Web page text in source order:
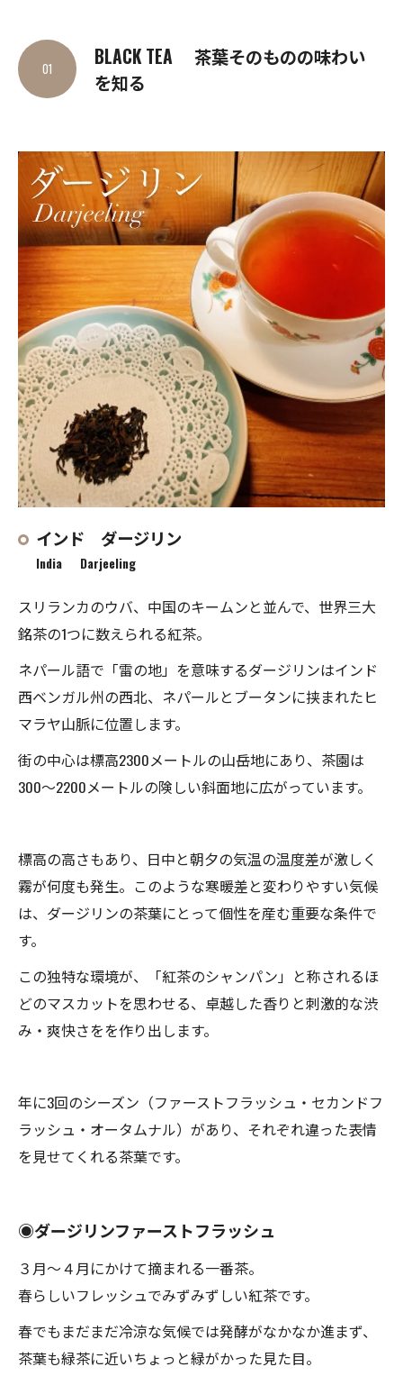
アップルティー
アールグレイ クラシック
ミルクティー アッサム
ミルクティー ウバ
ミルクティー ルフナ
デザート＆紅茶 メニュー
DESSERT
BLACK TEA
indies art club
BLACK TEA 茶葉そのものの味わい
を知る
01
インド ダージリン
India Darjeeling
スリランカのウバ、中国のキームンと並んで、世界三大
銘茶の1つに数えられる紅茶。
ネパール語で「雷の地」を意味するダージリンはインド
西ベンガル州の西北、ネパールとブータンに挟まれたヒ
マラヤ山脈に位置します。
街の中心は標高2300メートルの山岳地にあり、茶園は
300〜2200メートルの険しい斜面地に広がっています。
標高の高さもあり、日中と朝夕の気温の温度差が激しく
霧が何度も発生。このような寒暖差と変わりやすい気候
は、ダージリンの茶葉にとって個性を産む重要な条件で
す。
この独特な環境が、「紅茶のシャンパン」と称されるほ
どのマスカットを思わせる、卓越した香りと刺激的な渋
み・爽快さをを作り出します。
年に3回のシーズン（ファーストフラッシュ・セカンドフ
ラッシュ・オータムナル）があり、それぞれ違った表情
を見せてくれる茶葉です。
◉ダージリンファーストフラッシュ
３月〜４月にかけて摘まれる一番茶。
春らしいフレッシュでみずみずしい紅茶です。
春でもまだまだ冷涼な気候では発酵がなかなか進まず、
茶葉も緑茶に近いちょっと緑がかった見た目。